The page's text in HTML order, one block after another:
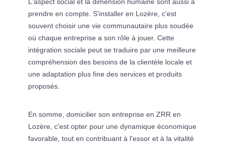
prendre en compte. S'installer en Lozère, c'est
souvent choisir une vie communautaire plus soudée
où chaque entreprise a son rôle à jouer. Cette
intégration sociale peut se traduire par une meilleure
compréhension des besoins de la clientèle locale et
une adaptation plus fine des services et produits
proposés.
En somme, domicilier son entreprise en ZRR en
Lozère, c'est opter pour une dynamique économique
favorable, tout en contribuant à l'essor et à la vitalité